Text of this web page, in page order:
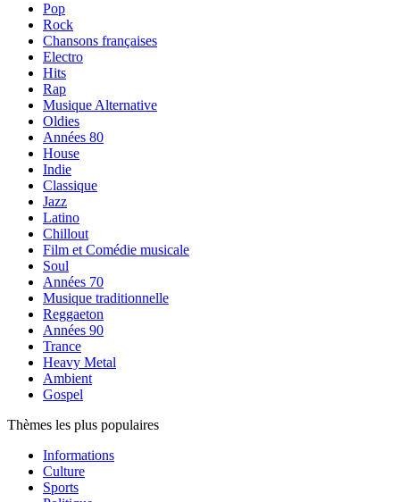
Pop
Rock
Chansons françaises
Electro
Hits
Rap
Musique Alternative
Oldies
Années 80
House
Indie
Classique
Jazz
Latino
Chillout
Film et Comédie musicale
Soul
Années 70
Musique traditionnelle
Reggaeton
Années 90
Trance
Heavy Metal
Ambient
Gospel
Thèmes les plus populaires
Informations
Culture
Sports